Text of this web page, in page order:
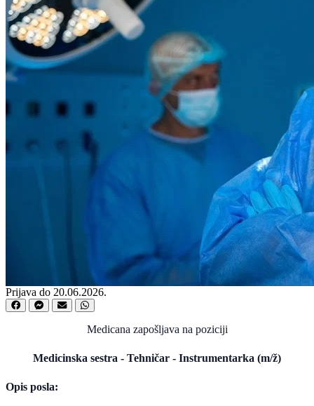
Prijava do 20.06.2026.
Medicana zapošljava na poziciji
Medicinska sestra - Tehničar - Instrumentarka (m/ž)
Opis posla: